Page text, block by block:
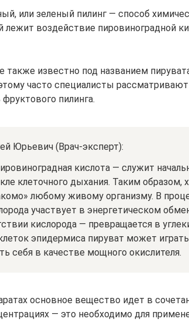
или зеленый пилинг — способ
лежит воздействие пировиноградной
также известно под названием
часто специалисты
пилинга.
Юрьевич (Врач-эксперт):
кислота — служит
клеточного дыхания. Таким образом,
любому живому организму. В
участвует в энергетическом
кислорода — превращается в
эпидермиса пируват может играть
себя в качестве мощного окислителя.
основное вещество идет в
— это необходимо для